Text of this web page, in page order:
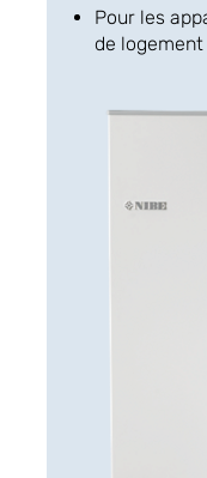
Pour les
de logement